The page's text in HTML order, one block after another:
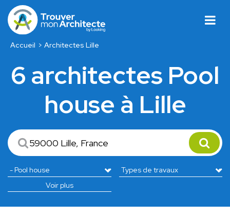
Accueil Architectes Lille
6 architectes Pool
house à Lille
Voir plus